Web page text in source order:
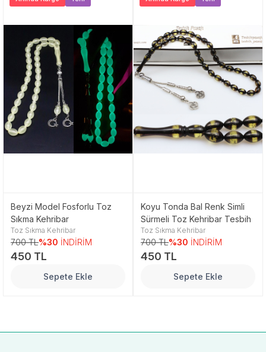
Beyzi Model Fosforlu Toz
Sıkma Kehribar
Toz Sıkma Kehribar
700 TL%30 İNDİRİM
450 TL
Sepete Ekle
Koyu Tonda Bal Renk Simli
Sürmeli Toz Kehribar Tesbih
Toz Sıkma Kehribar
700 TL%30 İNDİRİM
450 TL
Sepete Ekle